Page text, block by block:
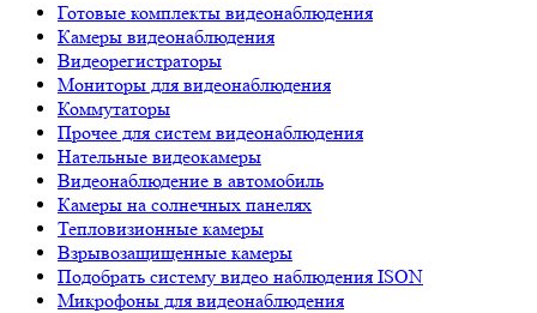
Готовые комплекты видеонаблюдения
Камеры видеонаблюдения
Видеорегистраторы
Мониторы для видеонаблюдения
Коммутаторы
Прочее для систем видеонаблюдения
Нательные видеокамеры
Видеонаблюдение в автомобиль
Камеры на солнечных панелях
Тепловизионные камеры
Взрывозащищенные камеры
Подобрать систему видео наблюдения ISON
Микрофоны для видеонаблюдения